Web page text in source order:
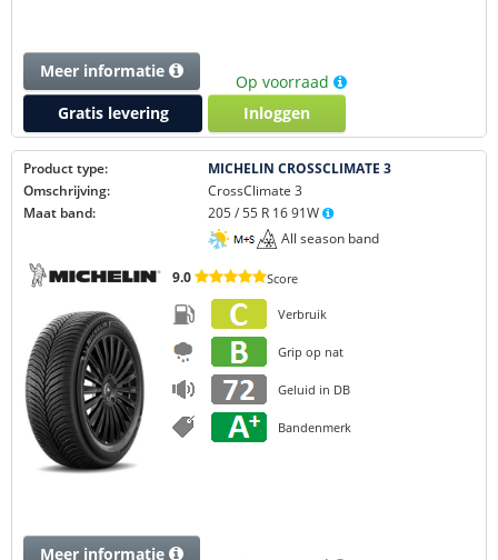
Op voorraad
Inloggen
Meer informatie
Gratis levering
Product type:
MICHELIN CROSSCLIMATE 3
Omschrijving:
CrossClimate 3
Maat band:
205 / 55 R 16 91W
All season band
9.0 Score
Verbruik
Grip op nat
Geluid in DB
Bandenmerk
Meer informatie